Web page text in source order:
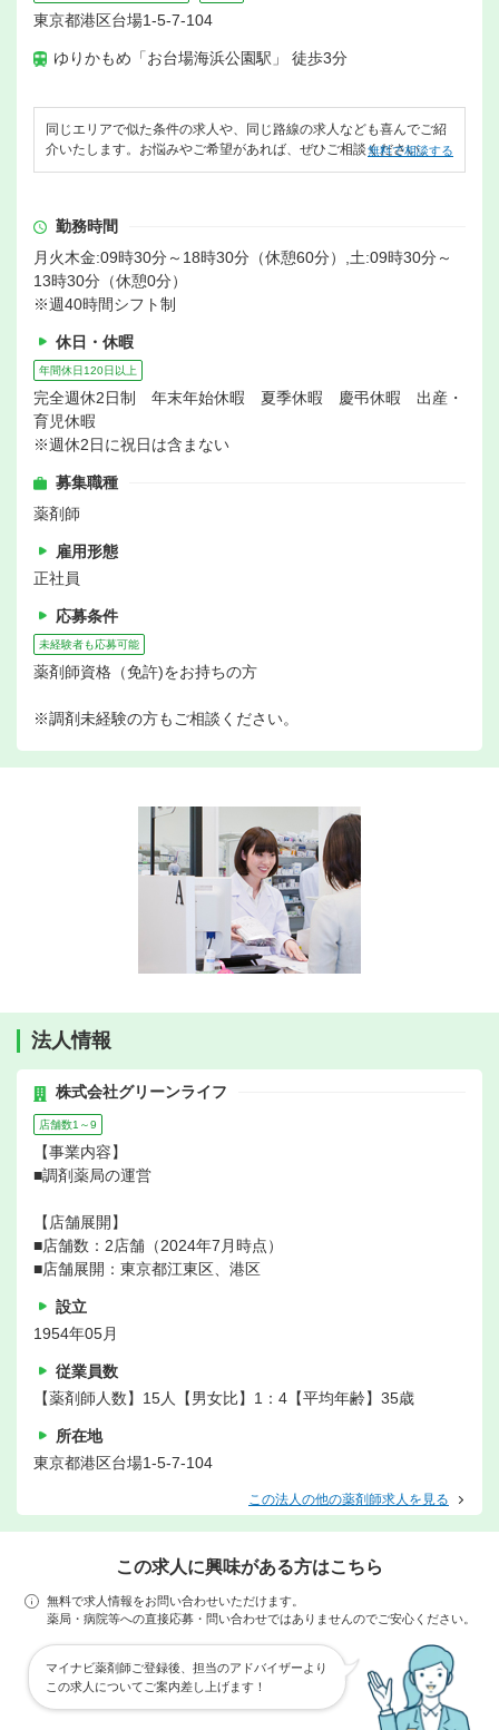
東京都港区台場1-5-7-104
ゆりかもめ「お台場海浜公園駅」 徒歩3分
同じエリアで似た条件の求人や、同じ路線の求人なども喜んでご紹
介いたします。お悩みやご希望があれば、ぜひご相談ください。
無料で相談する
勤務時間
月火木金:09時30分～18時30分（休憩60分）,土:09時30分～
13時30分（休憩0分）
※週40時間シフト制
休日・休暇
年間休日120日以上
完全週休2日制 年末年始休暇 夏季休暇 慶弔休暇 出産・
育児休暇
※週休2日に祝日は含まない
募集職種
薬剤師
雇用形態
正社員
応募条件
未経験者も応募可能
薬剤師資格（免許)をお持ちの方
※調剤未経験の方もご相談ください。
法人情報
株式会社グリーンライフ
店舗数1～9
【事業内容】
■調剤薬局の運営
【店舗展開】
■店舗数：2店舗（2024年7月時点）
■店舗展開：東京都江東区、港区
設立
1954年05月
従業員数
【薬剤師人数】15人【男女比】1：4【平均年齢】35歳
所在地
東京都港区台場1-5-7-104
この法人の他の薬剤師求人を見る
この求人に興味がある方はこちら
無料で求人情報をお問い合わせいただけます。
薬局・病院等への直接応募・問い合わせではありませんのでご安心ください。
マイナビ薬剤師ご登録後、担当のアドバイザーより
この求人についてご案内差し上げます！